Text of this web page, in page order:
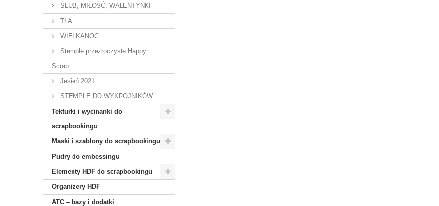
ŚLUB, MIŁOŚĆ, WALENTYNKI
TŁA
WIELKANOC
Stemple przezroczyste Happy
Scrap
Jesień 2021
STEMPLE DO WYKROJNIKÓW
Tekturki i wycinanki do
scrapbookingu
Maski i szablony do scrapbookingu
Pudry do embossingu
Elementy HDF do scrapbookingu
Organizery HDF
ATC – bazy i dodatki